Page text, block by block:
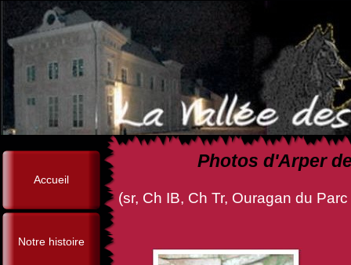
Accueil
Notre histoire
Photos d'Arper
(sr, Ch IB, Ch Tr, Ouragan du